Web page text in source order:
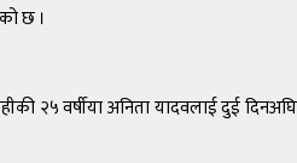
छ ।
२५ वर्षीया अनिता यादवलाई दुई दिनअघि